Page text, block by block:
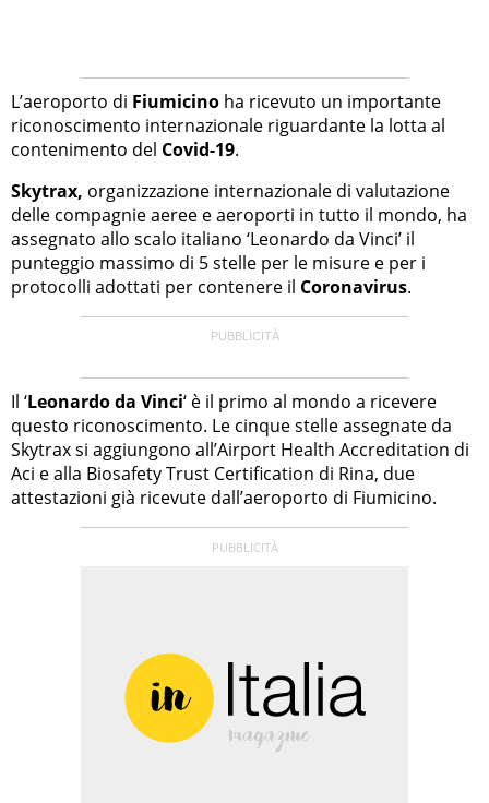
L’aeroporto di Fiumicino ha ricevuto un importante
riconoscimento internazionale riguardante la lotta al
contenimento del Covid-19.
Skytrax, organizzazione internazionale di valutazione
delle compagnie aeree e aeroporti in tutto il mondo, ha
assegnato allo scalo italiano ‘Leonardo da Vinci’ il
punteggio massimo di 5 stelle per le misure e per i
protocolli adottati per contenere il Coronavirus.
Il ‘Leonardo da Vinci‘ è il primo al mondo a ricevere
questo riconoscimento. Le cinque stelle assegnate da
Skytrax si aggiungono all’Airport Health Accreditation di
Aci e alla Biosafety Trust Certification di Rina, due
attestazioni già ricevute dall’aeroporto di Fiumicino.